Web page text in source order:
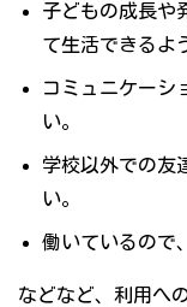
子どもの成長や
て生活できるよ
コミュニケーシ
い。
学校以外での友
い。
働いているので
などなど、利用へ